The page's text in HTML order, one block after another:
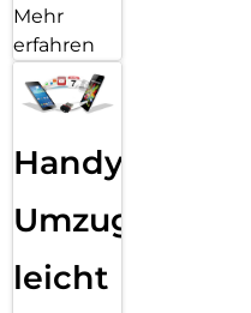
Mehr
erfahren
Handy
Umzug
leicht